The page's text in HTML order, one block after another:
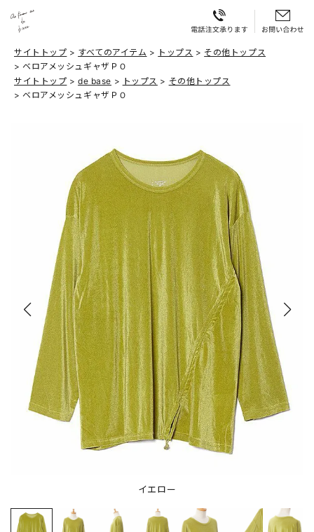
サイトトップ すべてのアイテム トップス
その他トップス
ベロアメッシュギャザＰＯ
サイトトップ
de base トップス
その他トップス
ベロアメッシュギャザＰＯ
イエロー